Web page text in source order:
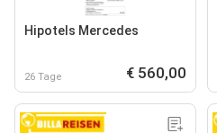
Hipotels Mercedes
26 Tage € 560,00